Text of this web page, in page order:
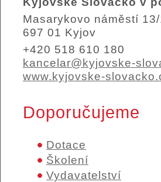
Masarykovo náměstí
697 01 Kyjov
+420 518 610 180
kancelar@kyjovske-
www.kyjovske-
Doporučujeme
Dotace
Školení
Vydavatelství